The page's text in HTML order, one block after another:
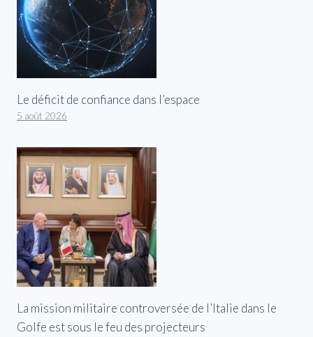
Le déficit de confiance dans l’espace
5 août 2026
La mission militaire controversée de l’Italie dans le
Golfe est sous le feu des projecteurs